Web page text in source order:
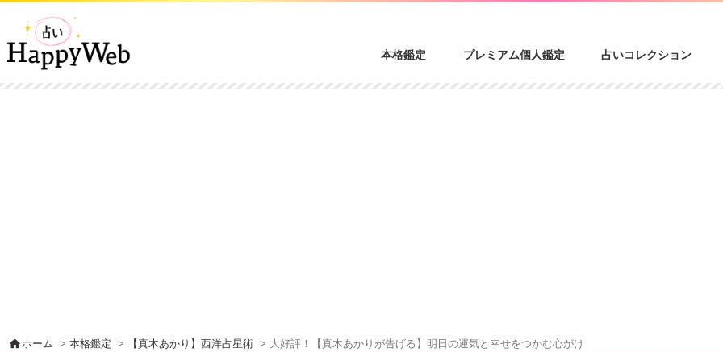
本格鑑定 プレミアム個人鑑定 占いコレクション
homeホーム > 本格鑑定 > 【真木あかり】西洋占星術 > 大好評！【真木あかりが告げる】明日の運気と幸せをつかむ心がけ